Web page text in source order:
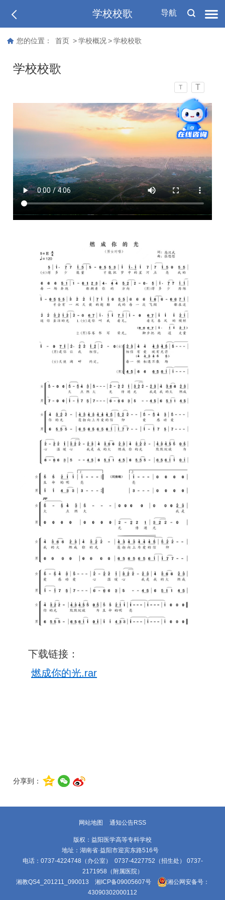
导航
学校校歌
您的位置： 首页 > 学校概况 > 学校校歌
学校校歌
T T
下载链接：
燃成你的光.rar
分享到：
网站地图 通知公告RSS
版权：益阳医学高等专科学校
地址：湖南省·益阳市迎宾东路516号
电话：0737-4224748（办公室） 0737-4227752（招生处） 0737-
2171958（附属医院）
湘教QS4_201211_090013 湘ICP备09005607号
湘公网安备号：
43090302000112